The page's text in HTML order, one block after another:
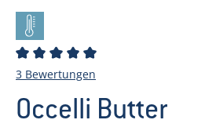
Durchschnittliche
3 Bewertungen
Occelli Butter